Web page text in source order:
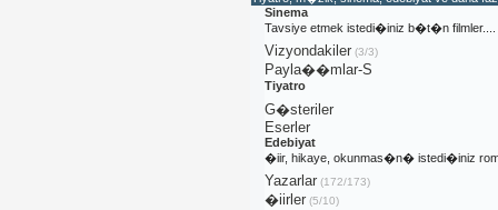
Sinema
Tavsiye etmek istedi�iniz b�t�n filmler....
Vizyondakiler(3/3)
Payla��mlar-S
Tiyatro
G�steriler
Eserler
Edebiyat
�iir, hikaye, okunmas�n� istedi�iniz
Yazarlar(172/173)
�iirler(5/10)